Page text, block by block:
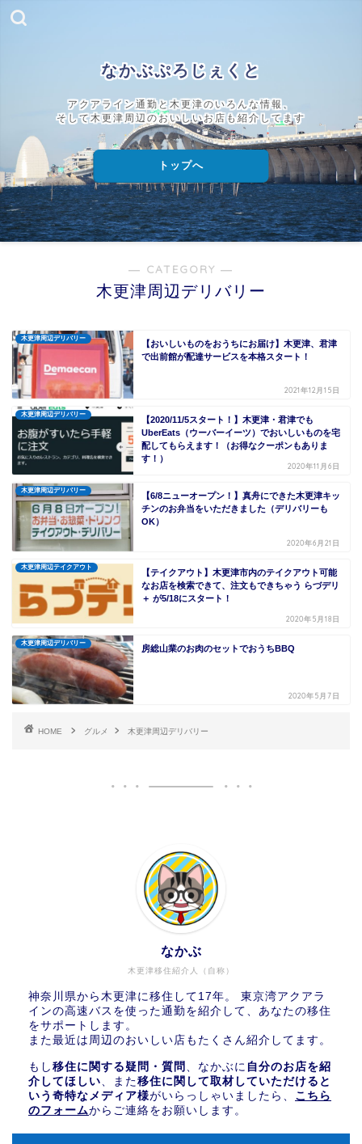
なかぶぷろじぇくと
アクアライン通勤と木更津のいろんな情報、
そして木更津周辺のおいしいお店も紹介してます
トップへ
― CATEGORY ―
木更津周辺デリバリー
木更津周辺デリバリー
【おいしいものをおうちにお届け】木更津、君津
で出前館が配達サービスを本格スタート！
2021年12月15日
木更津周辺デリバリー
【2020/11/5スタート！】木更津・君津でも
UberEats（ウーバーイーツ）でおいしいものを宅
配してもらえます！（お得なクーポンもありま
す！）
2020年11月6日
木更津周辺デリバリー
【6/8ニューオープン！】真舟にできた木更津キッ
チンのお弁当をいただきました（デリバリーも
OK）
2020年6月21日
木更津周辺テイクアウト
【テイクアウト】木更津市内のテイクアウト可能
なお店を検索できて、注文もできちゃう らづデリ
＋ が5/18にスタート！
2020年5月18日
木更津周辺デリバリー
房総山業のお肉のセットでおうちBBQ
2020年5月7日
HOME グルメ 木更津周辺デリバリー
木更津移住紹介人（自称）
なかぶ
神奈川県から木更津に移住して17年。 東京湾アクアラ
インの高速バスを使った通勤を紹介して、あなたの移住
をサポートします。
また最近は周辺のおいしい店もたくさん紹介してます。
もし 移住に関する疑問・質問 、なかぶに 自分のお店を紹
介してほしい 、また移住に関して取材していただけると
いう奇特なメディア様がいらっしゃいましたら、 こちら
のフォームからご連絡をお願いします。